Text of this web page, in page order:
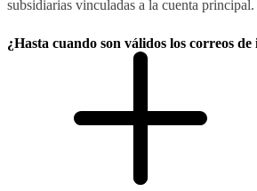
subsidiarias vinculadas a la cuenta principal.
¿Hasta cuando son válidos los correos